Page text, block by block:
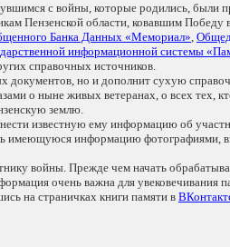
с войны, которые родились, были
Пензенской области, ковавшим Победу
Банка Данных «Мемориал»,
информационной системы
справочных источников.
документов, но и дополнит сухую
о ныне живых ветеранах, о всех тех,
землю.
известную ему информацию об
имеющуюся информацию фотографиями,
войны. Прежде чем начать
очень важна для увековечивания
на страничках книги памяти в